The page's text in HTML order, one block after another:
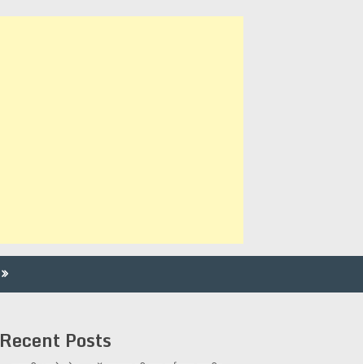
Recent Posts